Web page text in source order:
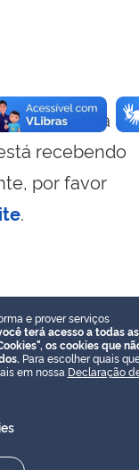
essa
recebendo
por favor
.
e prover serviços
terá acesso a todas as
os cookies que
Para escolher quais
em nossa Declaração